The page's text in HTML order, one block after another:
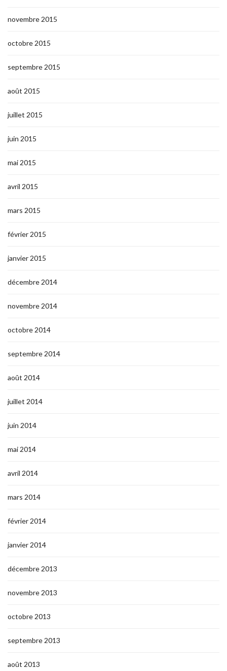
novembre 2015
octobre 2015
septembre 2015
août 2015
juillet 2015
juin 2015
mai 2015
avril 2015
mars 2015
février 2015
janvier 2015
décembre 2014
novembre 2014
octobre 2014
septembre 2014
août 2014
juillet 2014
juin 2014
mai 2014
avril 2014
mars 2014
février 2014
janvier 2014
décembre 2013
novembre 2013
octobre 2013
septembre 2013
août 2013